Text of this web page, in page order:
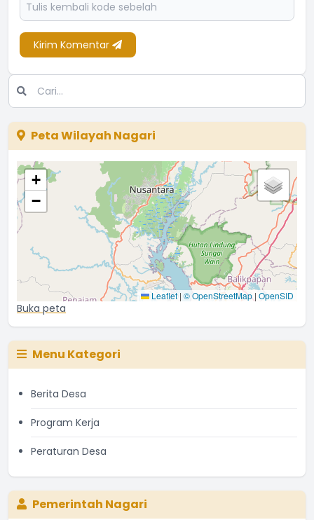
Kirim Komentar
Peta Wilayah Nagari
+
−
Leaflet | © OpenStreetMap| OpenSID
Buka peta
Menu Kategori
Berita Desa
Program Kerja
Peraturan Desa
Pemerintah Nagari